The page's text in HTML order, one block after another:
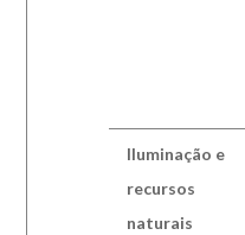
Iluminação e
recursos
naturais